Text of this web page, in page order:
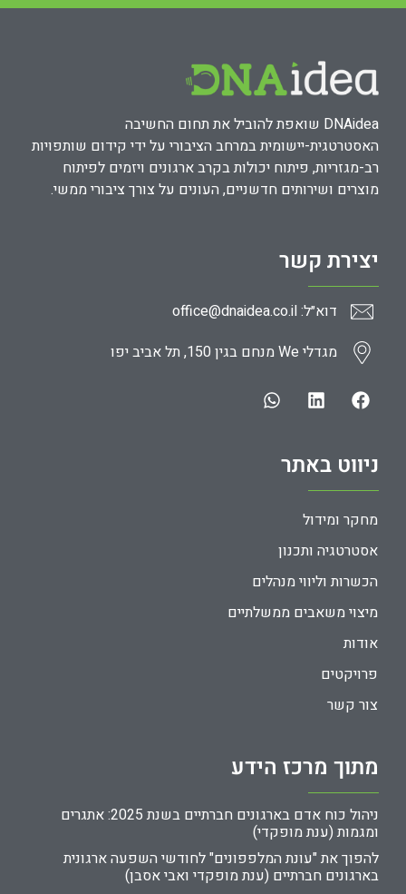
DNAidea שואפת להוביל את תחום החשיבה
האסטרטגית-יישומית במרחב הציבורי על ידי קידום שותפויות
רב-מגזריות, פיתוח יכולות בקרב ארגונים ויזמים לפיתוח
מוצרים ושירותים חדשניים, העונים על צורך ציבורי ממשי.
ניווט באתר
מחקר ומידול
אסטרטגיה ותכנון
הכשרות וליווי מנהלים
מיצוי משאבים ממשלתיים
אודות
פרויקטים
צור קשר
מתוך מרכז הידע
ניהול כוח אדם בארגונים חברתיים בשנת 2025: אתגרים
ומגמות (ענת מופקדי)
להפוך את "עונת המלפפונים" לחודשי השפעה ארגונית
בארגונים חברתיים (ענת מופקדי ואבי אסבן)
יצירת קשר
דוא״ל: office@dnaidea.co.il
מגדלי We מנחם בגין 150, תל אביב יפו